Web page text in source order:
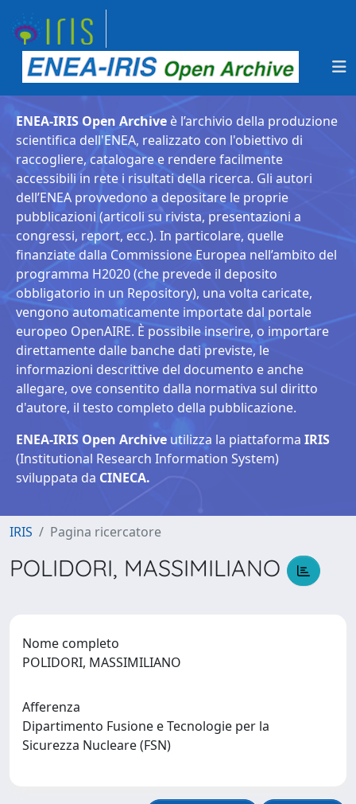
ENEA-IRIS Open Archive è l’archivio della produzione
scientifica dell'ENEA, realizzato con l'obiettivo di
raccogliere, catalogare e rendere facilmente
accessibili in rete i risultati della ricerca. Gli autori
dell’ENEA provvedono a depositare le proprie
pubblicazioni (articoli su rivista, presentazioni a
congressi, report, ecc.). In particolare, quelle
finanziate dalla Commissione Europea nell’ambito del
programma H2020 (che prevede il deposito
obbligatorio in un Repository), una volta caricate,
vengono automaticamente importate dal portale
europeo OpenAIRE. È possibile inserire, o importare
direttamente dalle banche dati previste, le
informazioni descrittive del documento e anche
allegare, ove consentito dalla normativa sul diritto
d'autore, il testo completo della pubblicazione.
ENEA-IRIS Open Archive utilizza la piattaforma IRIS
(Institutional Research Information System)
sviluppata da CINECA.
IRIS Pagina ricercatore
POLIDORI, MASSIMILIANO
Nome completo
POLIDORI, MASSIMILIANO
Afferenza
Dipartimento Fusione e Tecnologie per la
Sicurezza Nucleare (FSN)